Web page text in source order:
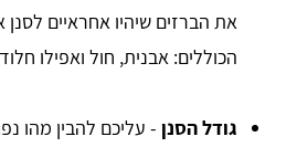
את הברזים שיהיו אחראיים לסנן
הכוללים: אבנית, חול ואפילו
גודל הסנן - עליכם להבין מהו